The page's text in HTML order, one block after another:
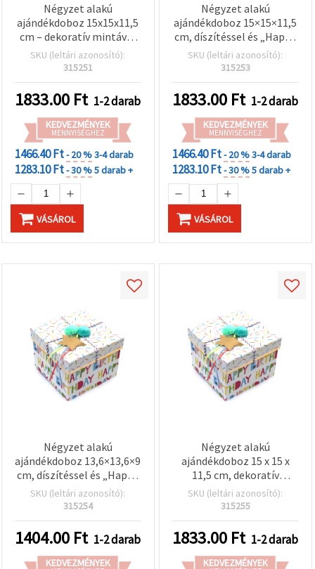
Négyzet alakú
ajándékdoboz 15x15x11,5
cm – dekoratív mintával
és „Happy Birthday”
felirattal
SKU (leltári azonosító):
315251
1833.00 Ft 1-2 darab
KEDVEZMÉNYEK
MENNYISÉGHEZ
1466.40 Ft- 20 %3-4 darab
1283.10 Ft- 30 %5 darab +
VÁSÁROL
Négyzet alakú
ajándékdoboz 15×15×11,5
cm, díszítéssel és „Happy
Birthday” felirattal
SKU (leltári azonosító):
315253
1833.00 Ft 1-2 darab
KEDVEZMÉNYEK
MENNYISÉGHEZ
1466.40 Ft- 20 %3-4 darab
1283.10 Ft- 30 %5 darab +
VÁSÁROL
Négyzet alakú
ajándékdoboz 13,6×13,6×9
cm, díszítéssel és „Happy
Birthday” felirattal
SKU (leltári azonosító):
315254
1404.00 Ft 1-2 darab
KEDVEZMÉNYEK
Négyzet alakú
ajándékdoboz 15 x 15 x
11,5 cm, dekoratív
díszítéssel és „Boldog
születésnapot” felirattal
SKU (leltári azonosító):
315255
1833.00 Ft 1-2 darab
KEDVEZMÉNYEK